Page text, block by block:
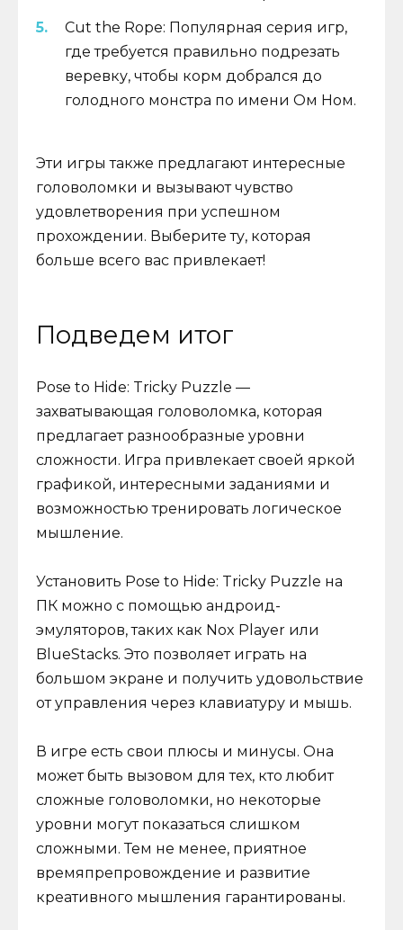
Cut the Rope: Популярная серия игр,
где требуется правильно подрезать
веревку, чтобы корм добрался до
голодного монстра по имени Ом Ном.
Эти игры также предлагают интересные
головоломки и вызывают чувство
удовлетворения при успешном
прохождении. Выберите ту, которая
больше всего вас привлекает!
Подведем итог
Pose to Hide: Tricky Puzzle —
захватывающая головоломка, которая
предлагает разнообразные уровни
сложности. Игра привлекает своей яркой
графикой, интересными заданиями и
возможностью тренировать логическое
мышление.
Установить Pose to Hide: Tricky Puzzle на
ПК можно с помощью андроид-
эмуляторов, таких как Nox Player или
BlueStacks. Это позволяет играть на
большом экране и получить удовольствие
от управления через клавиатуру и мышь.
В игре есть свои плюсы и минусы. Она
может быть вызовом для тех, кто любит
сложные головоломки, но некоторые
уровни могут показаться слишком
сложными. Тем не менее, приятное
времяпрепровождение и развитие
креативного мышления гарантированы.